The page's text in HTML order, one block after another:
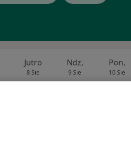
Jutro
8 Sie
Ndz,
9 Sie
Pon,
10 Sie